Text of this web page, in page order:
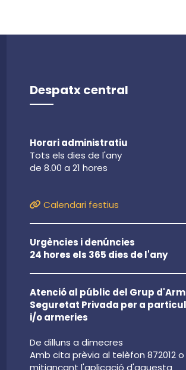
Despatx central
Horari administratiu
Tots els dies de l'any
de 8.00 a 21 hores
Calendari festius
Urgències i denúncies
24 hores els 365 dies de l'any
Atenció al públic del Grup
Seguretat Privada per a
i/o armeries
De dilluns a dimecres
Amb cita prèvia al telèfon 872012
mitjançant l'aplicació d'aquesta